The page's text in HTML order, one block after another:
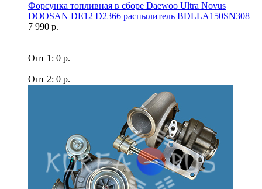
Форсунка топливная в сборе Daewoo Ultra Novus
DOOSAN DE12 D2366 распылитель BDLLA150SN308
7 990 р.
Опт 1: 0 р.
Опт 2: 0 р.